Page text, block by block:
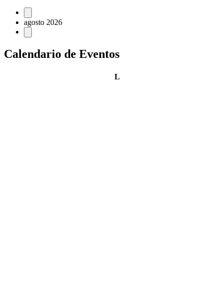
Eventos
agosto 2026
Calendario de Eventos
Llunes